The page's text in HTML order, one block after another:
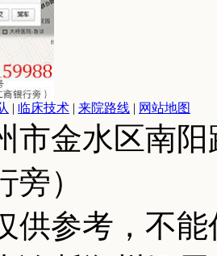
| 临床技术 | 来院路线 | 网站地图
市金水区南
旁）
供参考，不